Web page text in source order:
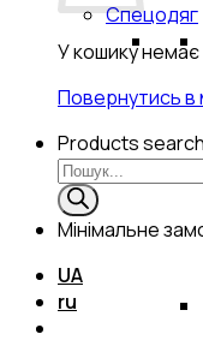
У кошику немає
Повернутись в
Products search
Мінімальне
UA
ru
Спецодяг